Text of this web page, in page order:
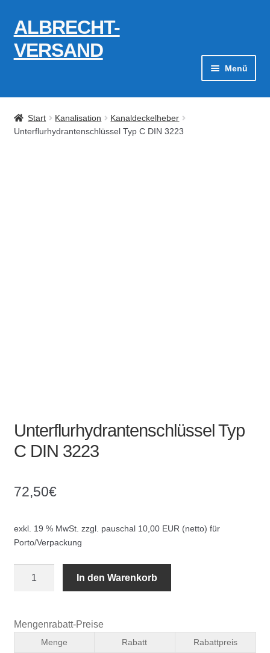
Zur
Navigation
springen
Zum
Inhalt
springen
ALBRECHT-
VERSAND
Menü
Zahlungsarten
AGB
GaLaBau
Kommunalbedarf
Neuheiten
Schachtzubehör
Start Kanalisation
Kanaldeckelheber
Unterflurhydrantenschlüssel Typ C DIN 3223
Unterflurhydrantenschlüssel Typ
C DIN 3223
72,50€
exkl. 19 % MwSt. zzgl. pauschal 10,00 EUR (netto) für
Porto/Verpackung
3223
Menge
In den Warenkorb
Mengenrabatt-Preise
Menge Rabatt Rabattpreis